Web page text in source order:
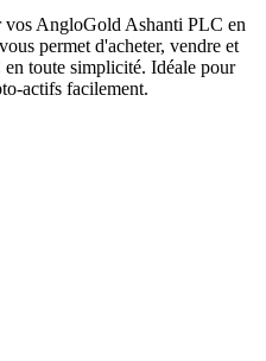
AngloGold Ashanti PLC en
permet d'acheter, vendre et
toute simplicité. Idéale pour
actifs facilement.